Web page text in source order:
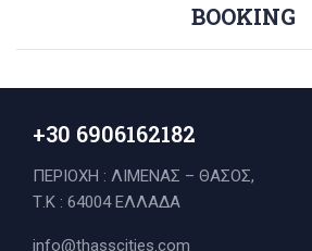
BOOKING
+30 6906162182
ΠΕΡΙΟΧΗ : ΛΙΜΕΝΑΣ – ΘΑΣΟΣ,
Τ.Κ : 64004 ΕΛΛΑΔΑ
info@thasscities.com